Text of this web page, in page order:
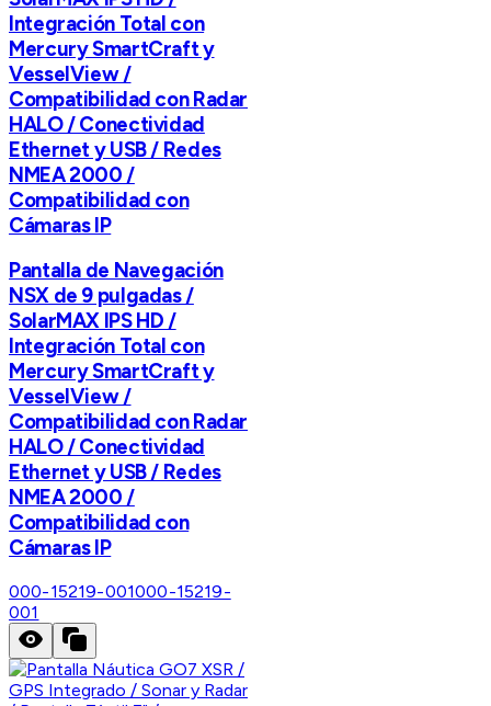
Integración Total con
Mercury SmartCraft y
VesselView /
Compatibilidad con Radar
HALO / Conectividad
Ethernet y USB / Redes
NMEA 2000 /
Compatibilidad con
Cámaras IP
Pantalla de Navegación
NSX de 9 pulgadas /
SolarMAX IPS HD /
Integración Total con
Mercury SmartCraft y
VesselView /
Compatibilidad con Radar
HALO / Conectividad
Ethernet y USB / Redes
NMEA 2000 /
Compatibilidad con
Cámaras IP
000-15219-001000-15219-
001